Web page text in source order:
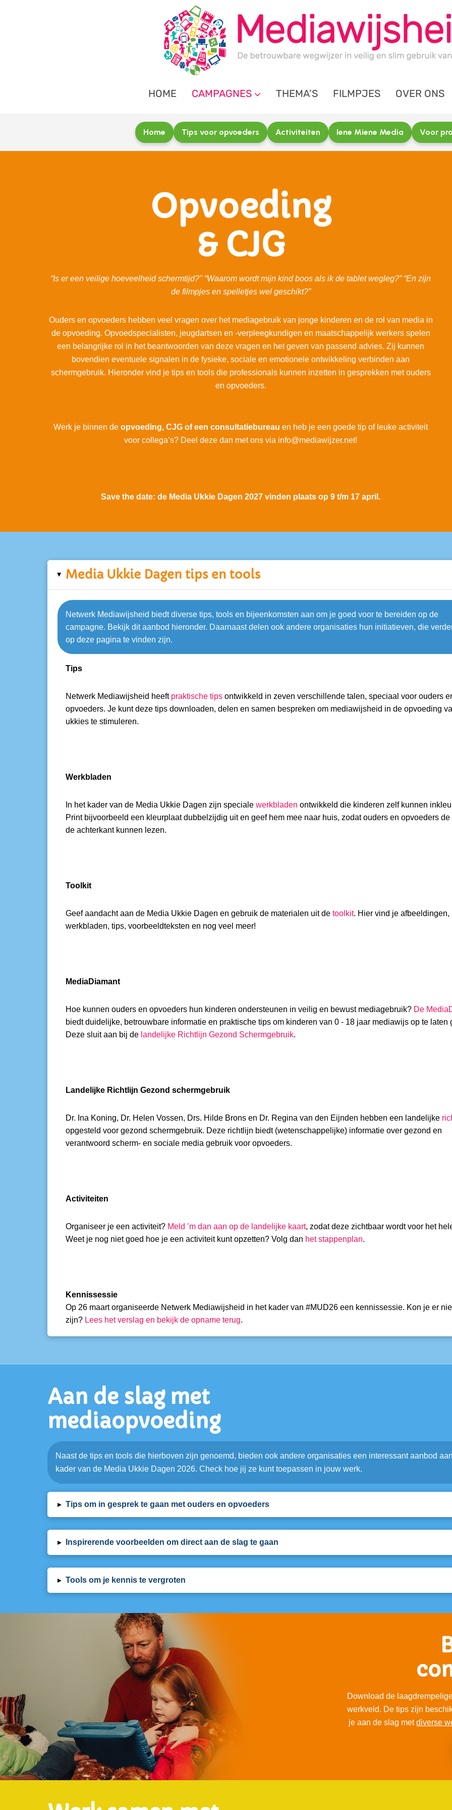
HOME CAMPAGNES THEMA’S FILMPJES OVER ONS
Home Tips voor opvoeders Activiteiten Iene Miene Media Voor
Opvoeding
& CJG
“Is er een veilige hoeveelheid schermtijd?" “Waarom wordt mijn kind boos als ik de tablet wegleg?” “En zijn
de filmpjes en spelletjes wel geschikt?”
Ouders en opvoeders hebben veel vragen over het mediagebruik van jonge kinderen en de rol van media in
de opvoeding. Opvoedspecialisten, jeugdartsen en -verpleegkundigen en maatschappelijk werkers spelen
een belangrijke rol in het beantwoorden van deze vragen en het geven van passend advies. Zij kunnen
bovendien eventuele signalen in de fysieke, sociale en emotionele ontwikkeling verbinden aan
schermgebruik. Hieronder vind je tips en tools die professionals kunnen inzetten in gesprekken met ouders
en opvoeders.
Werk je binnen deopvoeding, CJG of een consultatiebureau en heb je een goede tip of leuke activiteit
voor collega’s? Deel deze dan met ons via info@mediawijzer.net!
Save the date: de Media Ukkie Dagen 2027 vinden plaats op 9 t/m 17 april.
▸
Netwerk Mediawijsheid biedt diverse tips, tools en bijeenkomsten aan om je goed voor te bereiden op de
campagne. Bekijk dit aanbod hieronder. Daarnaast delen ook andere organisaties hun initiatieven, die
op deze pagina te vinden zijn.
Tips
Netwerk Mediawijsheid heeft praktische tips ontwikkeld in zeven verschillende talen, speciaal voor ouders
opvoeders. Je kunt deze tips downloaden, delen en samen bespreken om mediawijsheid in de opvoeding
ukkies te stimuleren.
Werkbladen
In het kader van de Media Ukkie Dagen zijn specialewerkbladen ontwikkeld die kinderen zelf kunnen
Print bijvoorbeeld een kleurplaat dubbelzijdig uit en geef hem mee naar huis, zodat ouders en opvoeders de
de achterkant kunnen lezen.
Toolkit
Geef aandacht aan de Media Ukkie Dagen en gebruik de materialen uit detoolkit. Hier vind je afbeeldingen,
werkbladen, tips, voorbeeldteksten en nog veel meer!
MediaDiamant
Hoe kunnen ouders en opvoeders hun kinderen ondersteunen in veilig en bewust mediagebruik? De
biedt duidelijke, betrouwbare informatie en praktische tips om kinderen van 0 - 18 jaar mediawijs op te laten
Deze sluit aan bij de landelijke Richtlijn Gezond Schermgebruik.
Landelijke Richtlijn Gezond schermgebruik
Dr. Ina Koning, Dr. Helen Vossen, Drs. Hilde Brons en Dr. Regina van den Eijnden hebben een landelijke
opgesteld voor gezond schermgebruik. Deze richtlijn biedt (wetenschappelijke) informatie over gezond en
verantwoord scherm- en sociale media gebruik voor opvoeders.
Activiteiten
Organiseer je een activiteit? Meld ’m dan aan op de landelijke kaart, zodat deze zichtbaar wordt voor het
Weet je nog niet goed hoe je een activiteit kunt opzetten? Volg dan hetstappenplan.
Kennissessie
Op 26 maart organiseerde Netwerk Mediawijsheid in het kader van #MUD26 een kennissessie. Kon je er
zijn? Lees het verslag en bekijk de opname terug.
Aan de slag met
mediaopvoeding
Naast de tips en tools die hierboven zijn genoemd, bieden ook andere organisaties een interessant aanbod
kader van de Media Ukkie Dagen 2026. Check hoe jij ze kunt toepassen in jouw werk.
▸ Tips om in gesprek te gaan met ouders en opvoeders
▸ Inspirerende voorbeelden om direct aan de slag te gaan
▸ Tools om je kennis te vergroten
Download de
werkveld. De tips zijn
je aan de slag metdiverse